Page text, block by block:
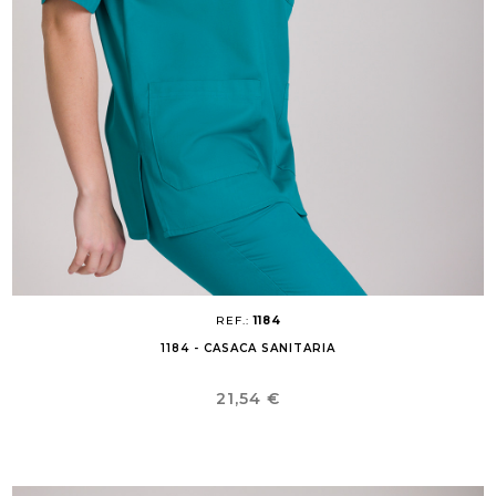
REF.:1184
1184 - CASACA SANITARIA
Precio
21,54 €